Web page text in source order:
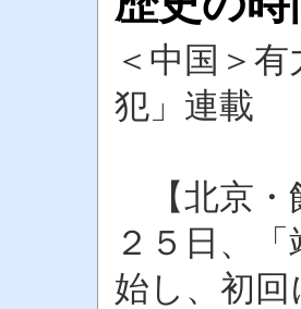
＜中国＞
犯」連載
【北京・
２５日、
始し、初